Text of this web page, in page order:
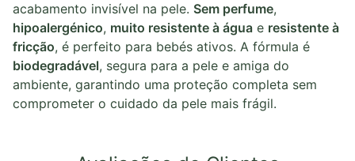
acabamento invisível na pele. Sem perfume,
hipoalergénico, muito resistente à água e resistente à
fricção, é perfeito para bebés ativos. A fórmula é
biodegradável, segura para a pele e amiga do
ambiente, garantindo uma proteção completa sem
comprometer o cuidado da pele mais frágil.